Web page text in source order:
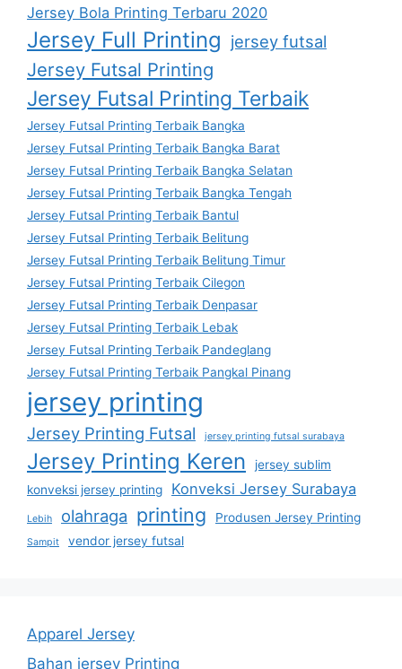
Jersey Bola Printing Terbaru 2020
Jersey Full Printing jersey futsal
Jersey Futsal Printing
Jersey Futsal Printing Terbaik
Jersey Futsal Printing Terbaik Bangka
Jersey Futsal Printing Terbaik Bangka Barat
Jersey Futsal Printing Terbaik Bangka Selatan
Jersey Futsal Printing Terbaik Bangka Tengah
Jersey Futsal Printing Terbaik Bantul
Jersey Futsal Printing Terbaik Belitung
Jersey Futsal Printing Terbaik Belitung Timur
Jersey Futsal Printing Terbaik Cilegon
Jersey Futsal Printing Terbaik Denpasar
Jersey Futsal Printing Terbaik Lebak
Jersey Futsal Printing Terbaik Pandeglang
Jersey Futsal Printing Terbaik Pangkal Pinang
jersey printing
Jersey Printing Futsal jersey printing futsal surabaya
Jersey Printing Keren
jersey sublim
konveksi jersey printing
Konveksi Jersey Surabaya
Lebih olahraga printing Produsen Jersey Printing
Sampit vendor jersey futsal
Apparel Jersey
Bahan jersey Printing